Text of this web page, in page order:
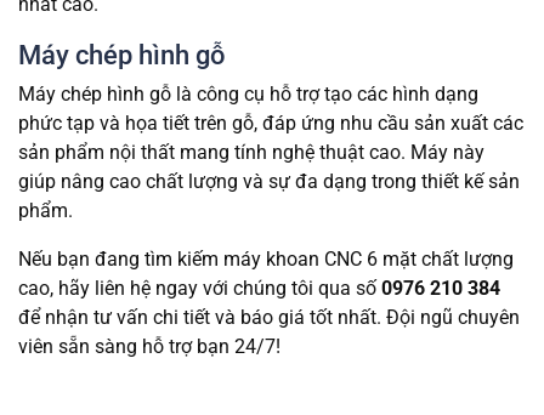
Máy chép hình gỗ
Máy chép hình gỗ là công cụ hỗ trợ tạo các hình dạng
phức tạp và họa tiết trên gỗ, đáp ứng nhu cầu sản xuất các
sản phẩm nội thất mang tính nghệ thuật cao. Máy này
giúp nâng cao chất lượng và sự đa dạng trong thiết kế sản
phẩm.
Nếu bạn đang tìm kiếm máy khoan CNC 6 mặt chất lượng
cao, hãy liên hệ ngay với chúng tôi qua số 0976 210 384
để nhận tư vấn chi tiết và báo giá tốt nhất. Đội ngũ chuyên
viên sẵn sàng hỗ trợ bạn 24/7!